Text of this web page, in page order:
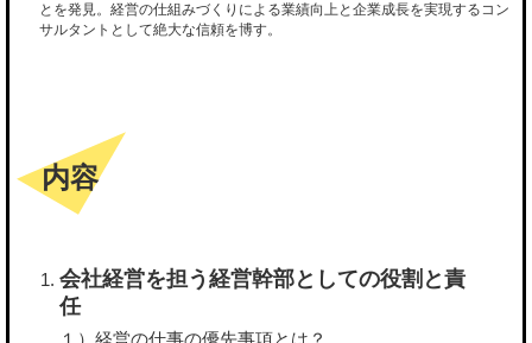
とを発見。経営の仕組みづくりによる業績向上と企業成長を実現するコン
サルタントとして絶大な信頼を博す。
内容
会社経営を担う経営幹部としての役割と責
任